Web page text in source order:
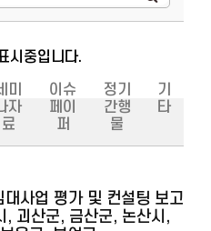
시중입니다.
미
자
료
이슈
페이
퍼
정기
간행
물
기
타
대사업 평가 및 컨설팅 보고
괴산군, 금산군, 논산시,